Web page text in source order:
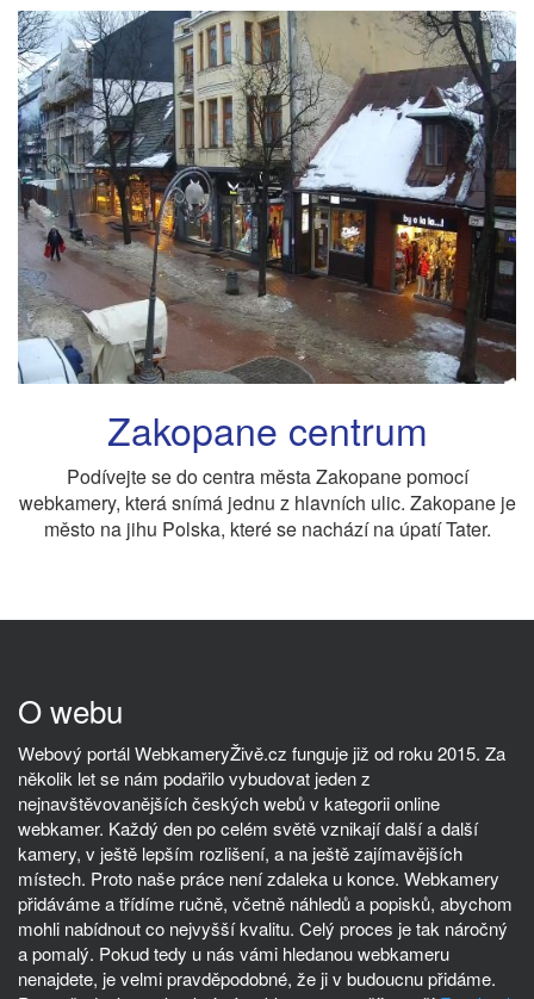
Zakopane centrum
Podívejte se do centra města Zakopane pomocí
webkamery, která snímá jednu z hlavních ulic. Zakopane je
město na jihu Polska, které se nachází na úpatí Tater.
O webu
Webový portál WebkameryŽivě.cz funguje již od roku 2015. Za
několik let se nám podařilo vybudovat jeden z
nejnavštěvovanějších českých webů v kategorii online
webkamer. Každý den po celém světě vznikají další a další
kamery, v ještě lepším rozlišení, a na ještě zajímavějších
místech. Proto naše práce není zdaleka u konce. Webkamery
přidáváme a třídíme ručně, včetně náhledů a popisků, abychom
mohli nabídnout co nejvyšší kvalitu. Celý proces je tak náročný
a pomalý. Pokud tedy u nás vámi hledanou webkameru
nenajdete, je velmi pravděpodobné, že ji v budoucnu přidáme.